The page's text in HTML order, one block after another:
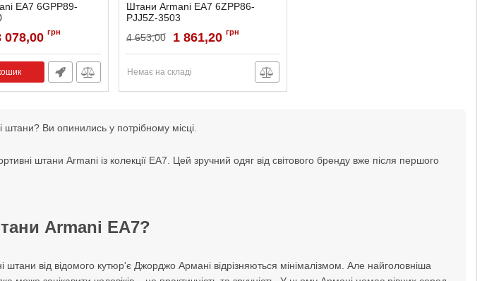
EA7 6GPP89-
PJJ5Z-1200-S
078,00 грн
Штани Armani EA7 6ZPP86-
PJJ5Z-3503
6ZPP86-PJJ5Z-3503-XXL
4 653,00 1 861,20 грн
Немає на складі
штани? Ви опинились у потрібному місці.
штани Armani із колекції EA7. Цей зручний одяг від світового бренду вже після першого
Armani EA7?
штани від відомого кутюр'є Джорджо Армані відрізняються мінімалізмом. Але найголовніша